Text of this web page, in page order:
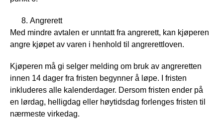
Angrerett
Med mindre avtalen er unntatt fra angrerett, kan kjøperen
angre kjøpet av varen i henhold til angrerettloven.
Kjøperen må gi selger melding om bruk av angreretten
innen 14 dager fra fristen begynner å løpe. I fristen
inkluderes alle kalenderdager. Dersom fristen ender på
en lørdag, helligdag eller høytidsdag forlenges fristen til
nærmeste virkedag.